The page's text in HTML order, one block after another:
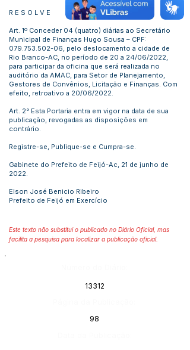
R E S O L V E
Art. 1º Conceder 04 (quatro) diárias ao Secretário
Municipal de Finanças Hugo Sousa – CPF:
079.753.502-06, pelo deslocamento a cidade de
Rio Branco-AC, no período de 20 a 24/06/2022,
para participar da oficina que será realizada no
auditório da AMAC, para Setor de Planejamento,
Gestores de Convênios, Licitação e Finanças. Com
efeito, retroativo a 20/06/2022.
Art. 2° Esta Portaria entra em vigor na data de sua
publicação, revogadas as disposições em
contrário.
Registre-se, Publique-se e Cumpra-se.
Gabinete do Prefeito de Feijó-Ac, 21 de junho de
2022.
Elson José Benicio Ribeiro
Prefeito de Feijó em Exercício
Este texto não substitui o publicado no Diário Oficial, mas
facilita a pesquisa para localizar a publicação oficial.
13312
98